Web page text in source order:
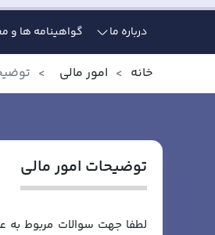
درباره ما گواهینامه ها و
خانه امور مالی
توضیحات امور مالی
لطفا جهت سوالات مربوط به